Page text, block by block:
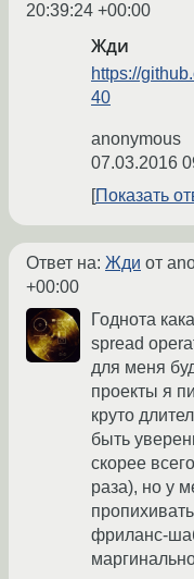
20:39:24 +00:00
Жди
https://
40
anonymous
07.03.2016
Показать
Ответ на: Жди от
+00:00
Годнота
spread
для меня
проекты я
круто
быть
скорее
раза), но у
фриланс-